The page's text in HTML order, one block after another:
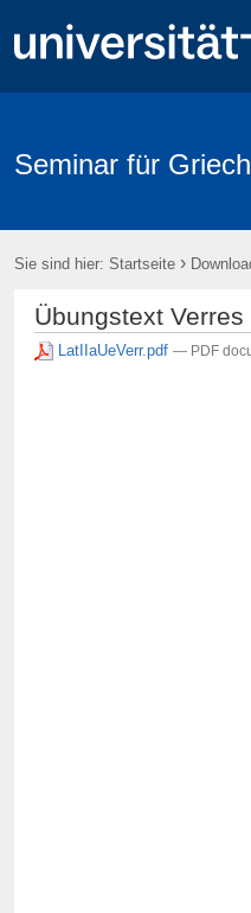
Seminar für
Sie sind hier: Startseite ›
Übungstext Verres
LatIIaUeVerr.pdf — PDF